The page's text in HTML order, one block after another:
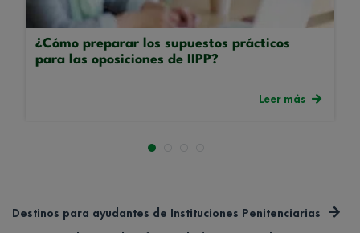
¿Cómo preparar los supuestos prácticos
para las oposiciones de IIPP?
Leer más
Destinos para ayudantes de Instituciones Penitenciarias